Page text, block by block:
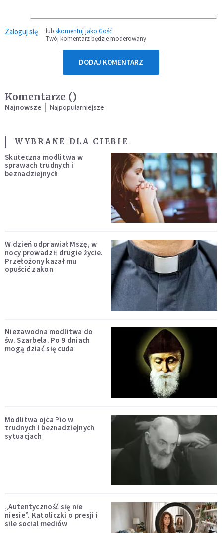
Zaloguj się lub skomentuj jako Gość
Twój komentarz będzie moderowany
DODAJ KOMENTARZ
Komentarze ()
Najnowsze Najpopularniejsze
WYBRANE DLA CIEBIE
Skuteczna modlitwa w
sprawach trudnych i
beznadziejnych
W dzień odprawiał Mszę, w
nocy prowadził drugie życie.
Przełożony kazał mu
opuścić zakon
Niezawodna modlitwa do
św. Szarbela. Po 9 dniach
mogą dziać się cuda
Modlitwa ojca Pio w
trudnych i beznadziejnych
sytuacjach
„Autentyczność się nie
niesie”. Katoliczki o presji i
sile social mediów